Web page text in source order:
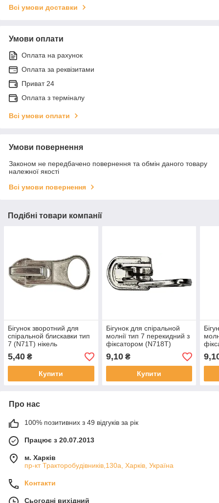
Всі умови доставки
Умови оплати
Оплата на рахунок
Оплата за реквізитами
Приват 24
Оплата з терміналу
Всі умови оплати
Умови повернення
Законом не передбачено повернення та обмін даного товару
належної якості
Всі умови повернення
Подібні товари компанії
Бігунок зворотний для
спіральной блискавки тип
7 (N71T) нікель
5,40 ₴
Купити
Бігунок для спіральной
молнії тип 7 перекидний з
фіксатором (N718T)
нікель
9,10₴
Купити
Про нас
100% позитивних з 49 відгуків за рік
Працює з 20.07.2013
м. Харків
пр-кт Тракторобудівників,130а, Харків, Україна
Контакти
Сьогодні вихідний